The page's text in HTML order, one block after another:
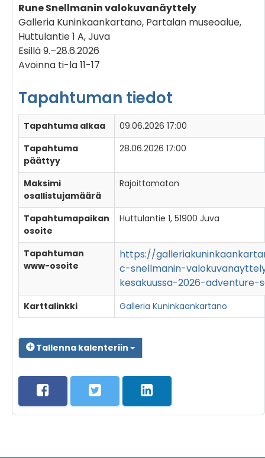
Rune Snellmanin valokuvanäyttely
Galleria Kuninkaankartano, Partalan museoalue,
Huttulantie 1 A, Juva
Esillä 9.–28.6.2026
Avoinna ti-la 11-17
Tapahtuman tiedot
Tapahtuma alkaa
09.06.2026 17:00
Tapahtuma
päättyy
28.06.2026 17:00
Maksimi
osallistujamäärä
Rajoittamaton
Tapahtumapaikan
osoite
Huttulantie 1, 51900 Juva
Tapahtuman
www-osoite
https://
c-snellmanin-
kesakuussa-2026-adventure-
Karttalinkki Galleria Kuninkaankartano
Tallenna kalenteriin